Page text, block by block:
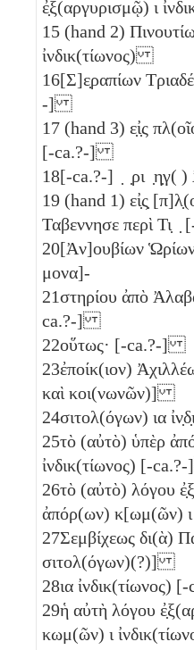
ἐ̣ξ(αργυρισμῷ) ι
15 (hand 2)
ἰνδικ(τίωνος)
16[Σ]ε̣ραπίων
-]
17 (hand 3) ε̣ἰ̣ς
[-ca.?-]
18[-ca.?-] ̣ ̣ρι ̣η̣γ( )
19 (hand 1) εἰ̣ς̣
Ταβεννησε περὶ
20[Ἀν]ουβίων
μονα]-
21στηρίου ἀπὸ
ca.?-]
22οὕτως· [-ca.?-]
23ἐποίκ(ιον)
καὶ κοι(νωνῶν)]
24σιτολ(όγων) ια
25τὸ (αὐτὸ) ὑπὲρ
ἰνδικ(τίωνος) [-
26τὸ (αὐτὸ) λόγου
ἀπόρ(ων) κ[ωμ(ῶν) ι
27Σεμβίχεως δι(ὰ)
σιτολ(όγων)(?)]
28ια
29ἡ αὐτὴ λόγου
κωμ(ῶν) ι